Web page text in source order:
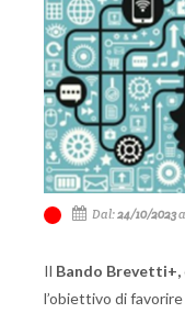
Dal:24/10/2023
Il Bando Brevetti+,
l’obiettivo di